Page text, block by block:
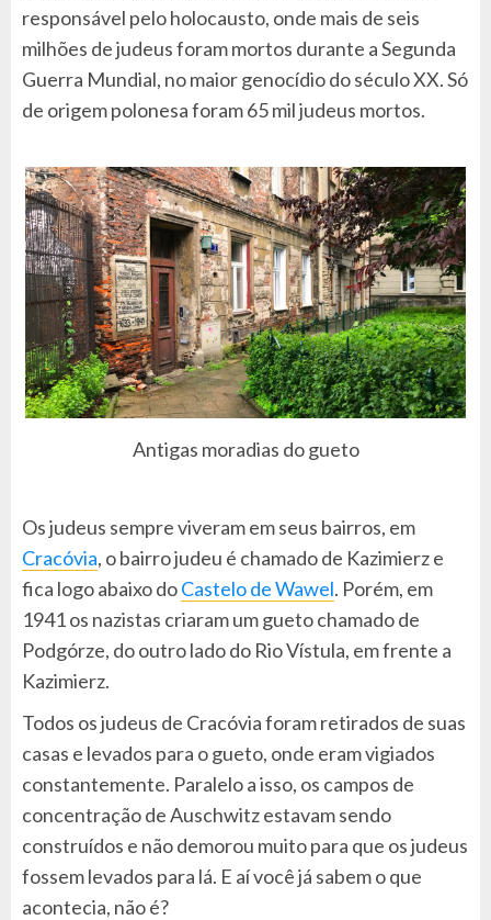
responsável pelo holocausto, onde mais de seis
milhões de judeus foram mortos durante a Segunda
Guerra Mundial, no maior genocídio do século XX. Só
de origem polonesa foram 65 mil judeus mortos.
Antigas moradias do gueto
Os judeus sempre viveram em seus bairros, em
Cracóvia, o bairro judeu é chamado de Kazimierz e
fica logo abaixo doCastelo de Wawel. Porém, em
1941 os nazistas criaram um gueto chamado de
Podgórze, do outro lado do Rio Vístula, em frente a
Kazimierz.
Todos os judeus de Cracóvia foram retirados de suas
casas e levados para o gueto, onde eram vigiados
constantemente. Paralelo a isso, os campos de
concentração de Auschwitz estavam sendo
construídos e não demorou muito para que os judeus
fossem levados para lá. E aí você já sabem o que
acontecia, não é?